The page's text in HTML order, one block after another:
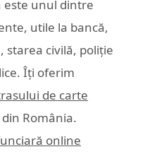
este unul dintre
utile la bancă,
starea civilă, poliție
Îți oferim
de carte
România.
online